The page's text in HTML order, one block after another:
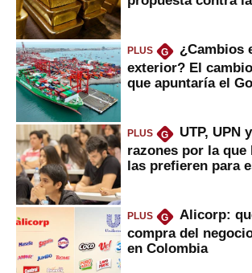
PLUS G
¿Cambios
exterior? El
que apuntaría el
PLUS G
UTP, UPN
razones por la
las prefieren para
PLUS G
Alicorp:
compra del
en Colombia